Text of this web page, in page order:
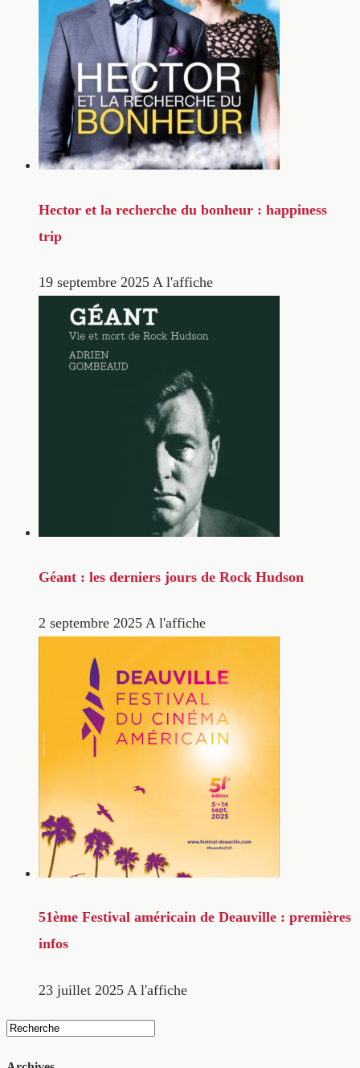
Hector et la recherche du bonheur : happiness
trip
19 septembre 2025 A l'affiche
Géant : les derniers jours de Rock Hudson
2 septembre 2025 A l'affiche
51ème Festival américain de Deauville : premières
infos
23 juillet 2025 A l'affiche